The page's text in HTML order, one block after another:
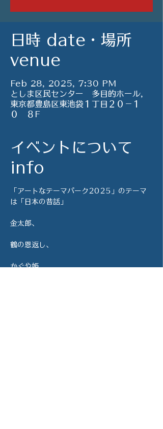
日時 date・場所
venue
Feb 28, 2025, 7:30 PM
としま区民センター 多目的ホール,
東京都豊島区東池袋１丁目２０−１
０ ８F
イベントについて
info
「アートなテーマパーク2025」のテーマ
は「日本の昔話」
金太郎、
鶴の恩返し、
かぐや姫、